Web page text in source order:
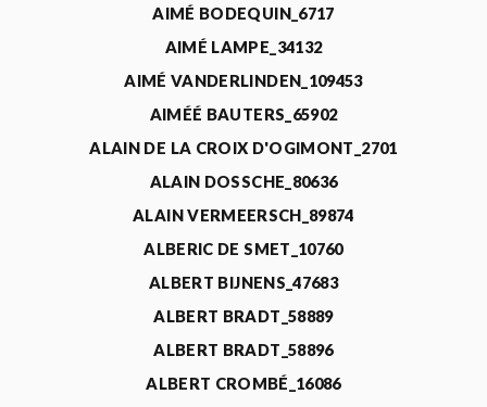
AIMÉ BODEQUIN_6717
AIMÉ LAMPE_34132
AIMÉ VANDERLINDEN_109453
AIMÉÉ BAUTERS_65902
ALAIN DE LA CROIX D'OGIMONT_2701
ALAIN DOSSCHE_80636
ALAIN VERMEERSCH_89874
ALBERIC DE SMET_10760
ALBERT BIJNENS_47683
ALBERT BRADT_58889
ALBERT BRADT_58896
ALBERT CROMBÉ_16086